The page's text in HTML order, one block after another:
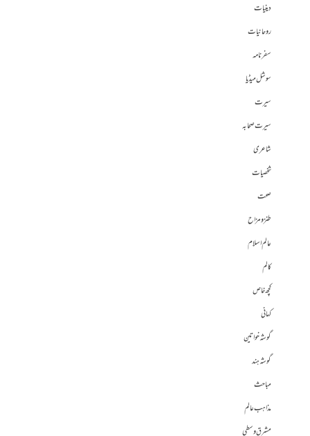
دینیات
روحانیات
سفرنامہ
سوشل میڈیا
سیرت
سیرت صحابہ
شاعری
شخصیات
صحت
طنز و مزاح
عالم اسلام
کالم
کچھ خاص
کہانی
گوشہ خواتین
گوشہ ہند
مباحث
مذاہب عالم
مشرق وسطی